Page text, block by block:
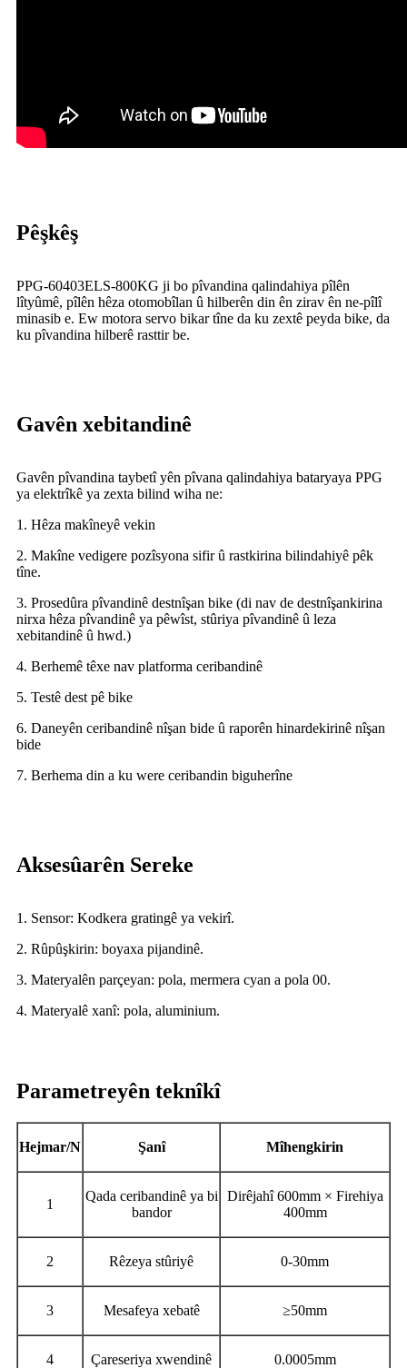
Pêşkêş
PPG-60403ELS-800KG ji bo pîvandina qalindahiya pîlên
lîtyûmê, pîlên hêza otomobîlan û hilberên din ên zirav ên ne-pîlî
minasib e. Ew motora servo bikar tîne da ku zextê peyda bike, da
ku pîvandina hilberê rasttir be.
Gavên xebitandinê
Gavên pîvandina taybetî yên pîvana qalindahiya bataryaya PPG
ya elektrîkê ya zexta bilind wiha ne:
1. Hêza makîneyê vekin
2. Makîne vedigere pozîsyona sifir û rastkirina bilindahiyê pêk
tîne.
3. Prosedûra pîvandinê destnîşan bike (di nav de destnîşankirina
nirxa hêza pîvandinê ya pêwîst, stûriya pîvandinê û leza
xebitandinê û hwd.)
4. Berhemê têxe nav platforma ceribandinê
5. Testê dest pê bike
6. Daneyên ceribandinê nîşan bide û raporên hinardekirinê nîşan
bide
7. Berhema din a ku were ceribandin biguherîne
Aksesûarên Sereke
1. Sensor: Kodkera gratingê ya vekirî.
2. Rûpûşkirin: boyaxa pijandinê.
3. Materyalên parçeyan: pola, mermera cyan a pola 00.
4. Materyalê xanî: pola, aluminium.
Parametreyên teknîkî
Hejmar/N Şanî Mîhengkirin
1
Qada ceribandinê ya bi
bandor
Dirêjahî 600mm × Firehiya
400mm
2 Rêzeya stûriyê 0-30mm
3 Mesafeya xebatê ≥50mm
4 Çareseriya xwendinê 0.0005mm